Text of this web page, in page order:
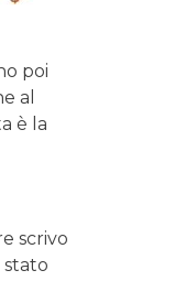
poi
al
è la
scrivo
stato